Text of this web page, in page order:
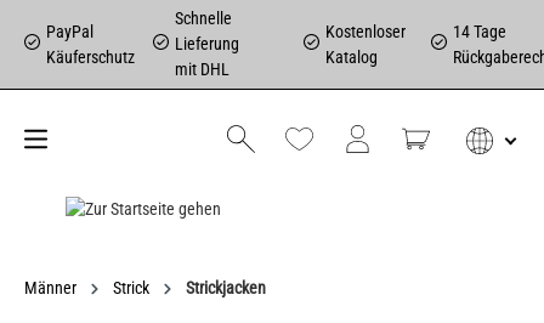
PayPal
Käuferschutz
Schnelle
Lieferung
mit DHL
Kostenloser
Katalog
14 Tage
Männer Strick Strickjacken